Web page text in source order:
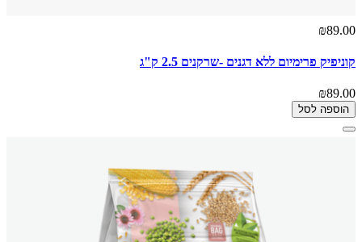
₪89.00
קוניפיק פרימיום ללא דגנים -שרקנים 2.5 ק"ג
₪89.00
הוספה לסל